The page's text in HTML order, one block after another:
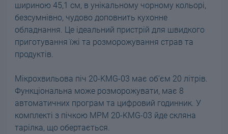
шириною 45,1 см, в унікальному чорному кольорі,
безсумнівно, чудово доповнить кухонне
обладнання. Це ідеальний пристрій для швидкого
приготування їжі та розморожування страв та
продуктів.
Мікрохвильова піч 20-KMG-03 має об'єм 20 літрів.
Функціональна може розморожувати, має 8
автоматичних програм та цифровий годинник. У
комплекті з пічкою MPM 20-KMG-03 йде скляна
тарілка, що обертається.